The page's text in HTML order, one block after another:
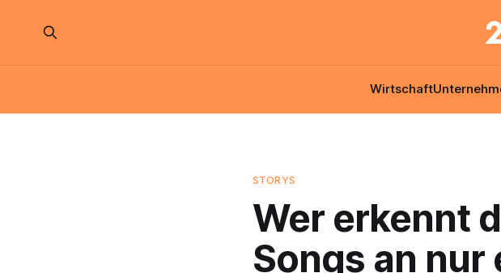
Wirtschaft
STORYS
Wer erkennt
Songs an nur